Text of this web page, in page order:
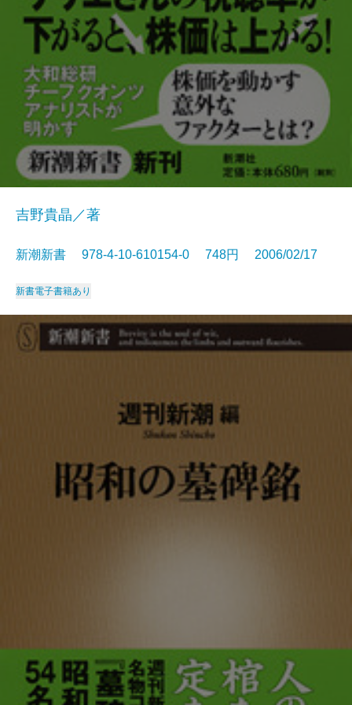
吉野貴晶／著
新潮新書 978-4-10-610154-0 748円 2006/02/17
新書電子書籍あり